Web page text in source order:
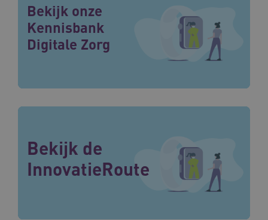
Bekijk onze
Kennisbank
Digitale Zorg
Bekijk de
InnovatieRoute